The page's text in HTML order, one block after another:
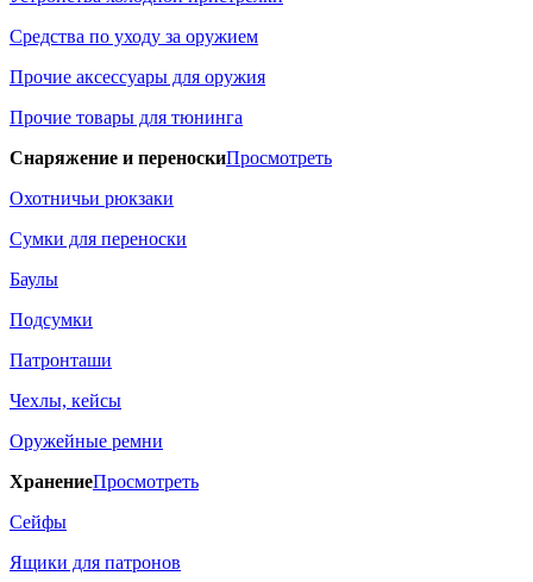
Средства по уходу за оружием
Прочие аксессуары для оружия
Прочие товары для тюнинга
Снаряжение и переноскиПросмотреть
Охотничьи рюкзаки
Сумки для переноски
Баулы
Подсумки
Патронташи
Чехлы, кейсы
Оружейные ремни
ХранениеПросмотреть
Сейфы
Ящики для патронов